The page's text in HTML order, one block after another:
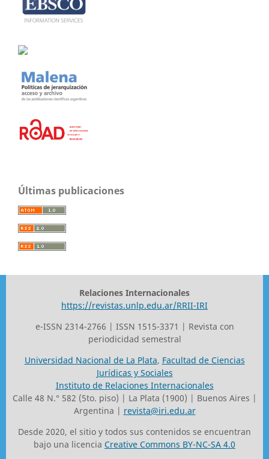
Últimas publicaciones
Relaciones Internacionales
https://revistas.unlp.edu.ar/RRII-IRI
e-ISSN 2314-2766 | ISSN 1515-3371 | Revista con
periodicidad semestral
Universidad Nacional de La Plata, Facultad de Ciencias
Jurídicas y Sociales
Instituto de Relaciones Internacionales
Calle 48 N.° 582 (5to. piso) | La Plata (1900) | Buenos Aires |
Argentina | revista@iri.edu.ar
Desde 2020, el sitio y todos sus contenidos se encuentran
bajo una licencia Creative Commons BY-NC-SA 4.0